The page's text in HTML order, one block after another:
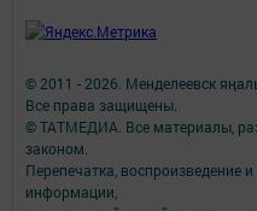
© 2011 - 2026. Менделеевск
Все права защищены.
© ТАТМЕДИА. Все материалы,
законом.
Перепечатка, воспроизведение
информации,